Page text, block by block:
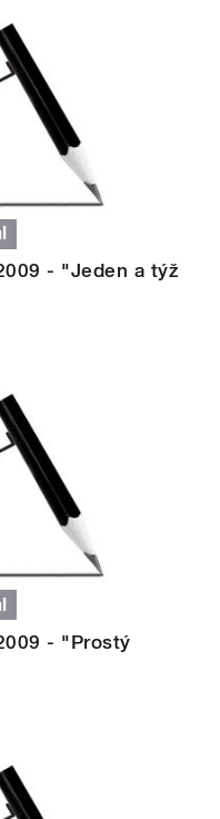
- "Jeden a týž
- "Prostý